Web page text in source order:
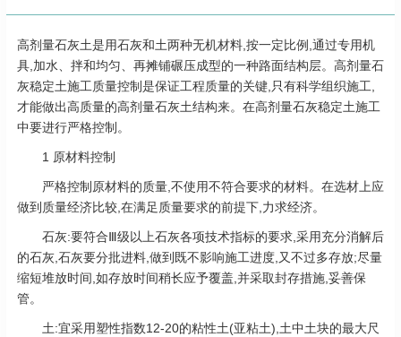
高剂量石灰土是用石灰和土两种无机材料,按一定比例,通过专用机
具,加水、拌和均匀、再摊铺碾压成型的一种路面结构层。高剂量石
灰稳定土施工质量控制是保证工程质量的关键,只有科学组织施工,
才能做出高质量的高剂量石灰土结构来。在高剂量石灰稳定土施工
中要进行严格控制。
1 原材料控制
严格控制原材料的质量,不使用不符合要求的材料。在选材上应
做到质量经济比较,在满足质量要求的前提下,力求经济。
石灰:要符合Ⅲ级以上石灰各项技术指标的要求,采用充分消解后
的石灰,石灰要分批进料,做到既不影响施工进度,又不过多存放;尽量
缩短堆放时间,如存放时间稍长应予覆盖,并采取封存措施,妥善保
管。
土:宜采用塑性指数12-20的粘性土(亚粘土),土中土块的最大尺